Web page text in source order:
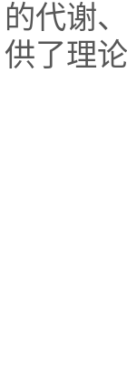
的代谢
供了理论